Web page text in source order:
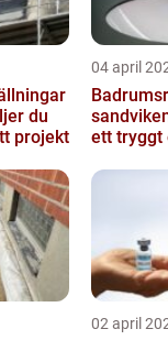
du
projekt
04 april
sandviken så skapar
ett tryggt
02 april